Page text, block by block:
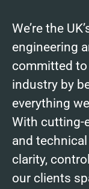
We’re the
engineering
committed
industry by
everything
With cutting-
and
clarity,
our clients